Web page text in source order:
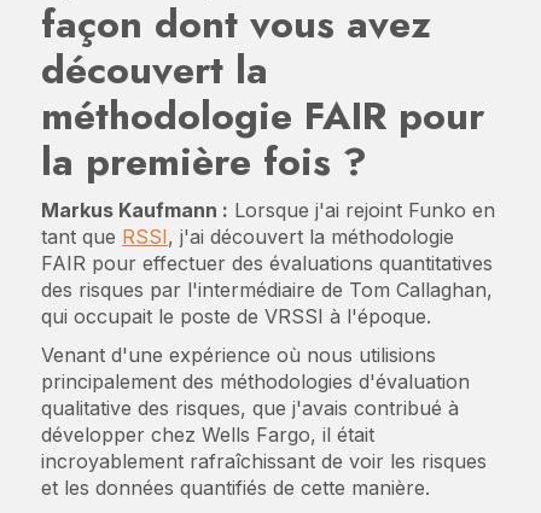
façon dont vous avez
découvert la
méthodologie FAIR pour
la première fois ?
Markus Kaufmann : Lorsque j'ai rejoint Funko en
tant que RSSI, j'ai découvert la méthodologie
FAIR pour effectuer des évaluations quantitatives
des risques par l'intermédiaire de Tom Callaghan,
qui occupait le poste de VRSSI à l'époque.
Venant d'une expérience où nous utilisions
principalement des méthodologies d'évaluation
qualitative des risques, que j'avais contribué à
développer chez Wells Fargo, il était
incroyablement rafraîchissant de voir les risques
et les données quantifiés de cette manière.